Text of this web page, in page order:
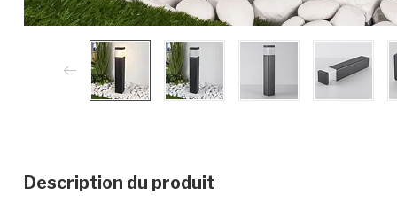
Description du produit